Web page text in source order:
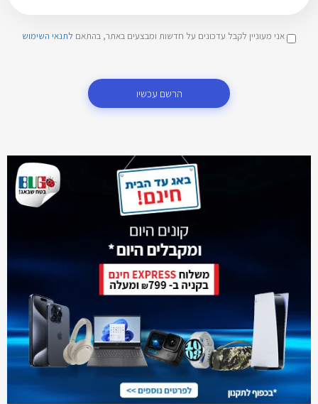
אני מעוניין לקבל עדכונים על חדשות ומבצעים באתר, בהתאם לתנאי השימוש
הרשם עכשיו